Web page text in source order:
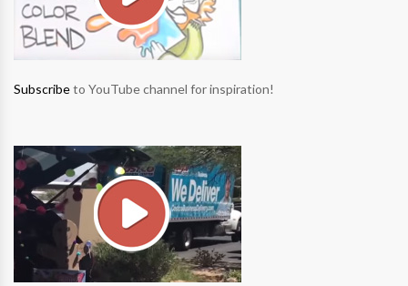
Subscribeto YouTube channel for inspiration!